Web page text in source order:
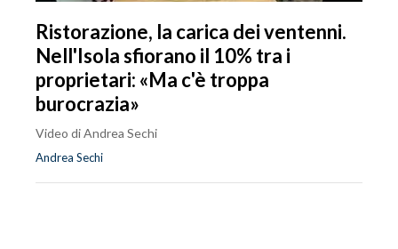
Ristorazione, la carica dei ventenni.
Nell'Isola sfiorano il 10% tra i
proprietari: «Ma c'è troppa
burocrazia»
Video di Andrea Sechi
Andrea Sechi